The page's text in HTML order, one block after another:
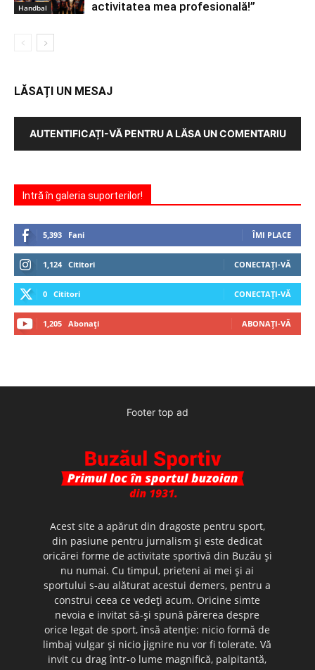
Handbal
activitatea mea profesională!”
LĂSAȚI UN MESAJ
AUTENTIFICAȚI-VĂ PENTRU A LĂSA UN COMENTARIU
Intră în galeria suporterilor!
5,393 Fani ÎMI PLACE
1,124 Cititori CONECTAȚI-VĂ
0 Cititori CONECTAȚI-VĂ
1,205 Abonați ABONAȚI-VĂ
Footer top ad
Acest site a apărut din dragoste pentru sport,
din pasiune pentru jurnalism şi este dedicat
oricărei forme de activitate sportivă din Buzău şi
nu numai. Cu timpul, prieteni ai mei şi ai
sportului s-au alăturat acestui demers, pentru a
construi ceea ce vedeţi acum. Oricine simte
nevoia e invitat să-şi spună părerea despre
orice legat de sport, însă atenţie: nicio formă de
limbaj vulgar şi nicio jignire nu vor fi tolerate. Vă
invit cu drag într-o lume magnifică, palpitantă,